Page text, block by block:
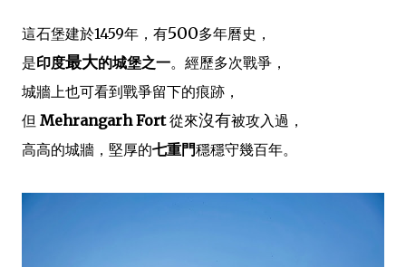
這石堡建於1459年，有500多年曆史，
是印度最大的城堡之一。經歷多次戰爭，
城牆上也可看到戰爭留下的痕跡，
但 Mehrangarh Fort從來沒有被攻入過，
高高的城牆，堅厚的七重門穩穩守幾百年。